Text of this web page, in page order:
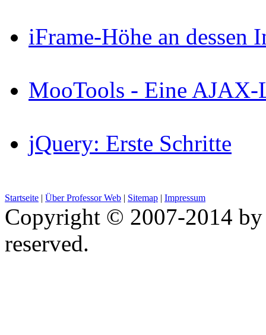
iFrame-Höhe an dessen
MooTools - Eine
jQuery: Erste Schritte
Startseite | Über Professor Web | Sitemap | Impressum
Copyright © 2007-2014
reserved.